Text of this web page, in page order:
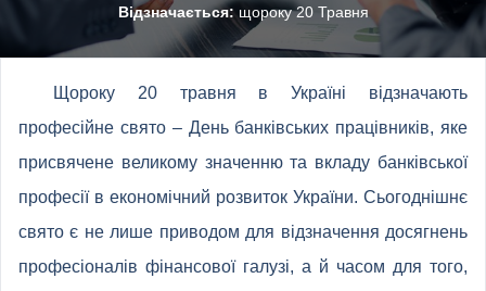
Відзначається: щороку 20 Травня
Щороку 20 травня в Україні відзначають
професійне свято – День банківських працівників, яке
присвячене великому значенню та вкладу банківської
професії в економічний розвиток України. Сьогоднішнє
свято є не лише приводом для відзначення досягнень
професіоналів фінансової галузі, а й часом для того,